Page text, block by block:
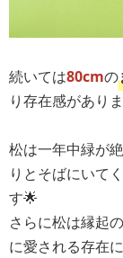
続いては80cmの
り存在感があり
松は一年中緑が
りとそばにいて
す🌟
さらに松は縁起
に愛される存在